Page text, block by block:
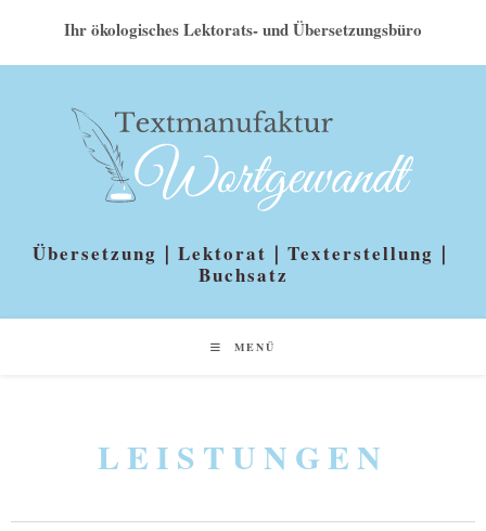
Ihr ökologisches Lektorats- und Übersetzungsbüro
Übersetzung｜Lektorat｜Texterstellung｜
Buchsatz
MENÜ
LEISTUNGEN